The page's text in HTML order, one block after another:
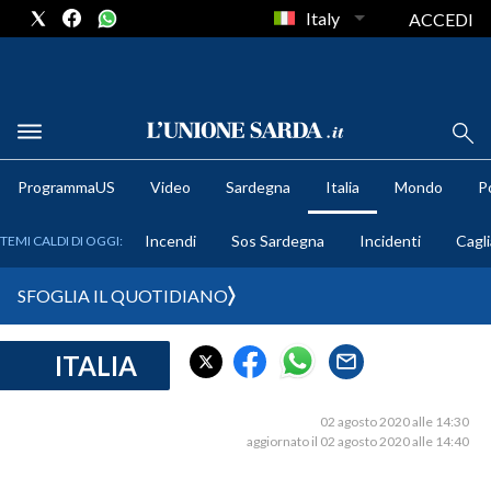
METEO
CRONACA SARDEGNA
Italy ACCEDI
ProgrammaUS Video Sardegna Italia Mondo
TEMI CALDI DI OGGI: Incendi Sos Sardegna Incidenti
SFOGLIA IL QUOTIDIANO
ITALIA
02 agosto 2020 alle 14:30
aggiornato il 02 agosto 2020 alle 14:40